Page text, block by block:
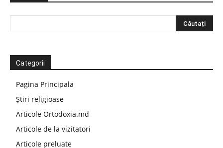
Categorii
Pagina Principala
Știri religioase
Articole Ortodoxia.md
Articole de la vizitatori
Articole preluate